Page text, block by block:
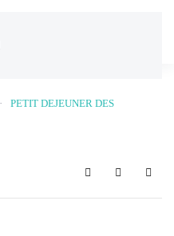
PETIT DEJEUNER DES
SearchSign In